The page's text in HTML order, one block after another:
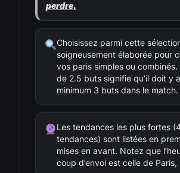
perdre.
Choisissez parmi cette
soigneusement élaborée pour
vos paris simples ou combinés.
de 2.5 buts signifie qu’il doit y
minimum 3 buts dans le match.
Les tendances les plus fortes
tendances) sont listées en
mises en avant. Notez que
coup d’envoi est celle de Paris,